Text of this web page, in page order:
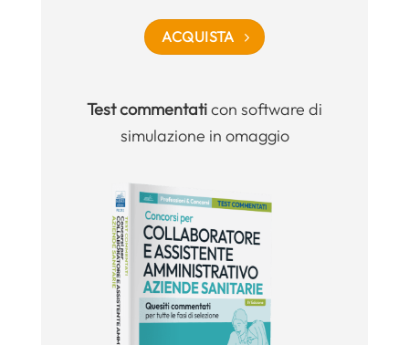
ACQUISTA
Test commentaticon software di
simulazione in omaggio